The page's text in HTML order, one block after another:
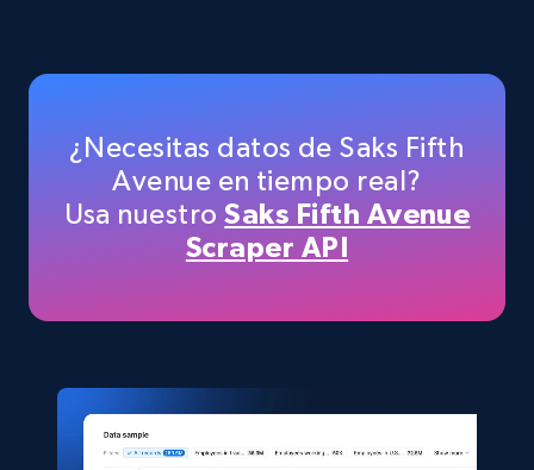
URL, Title, Available, Description, Currency, Initial
5.4K+
¿Necesitas datos de Saks Fifth
Avenue en tiempo real?
Usa nuestroSaks Fifth Avenue
Scraper API